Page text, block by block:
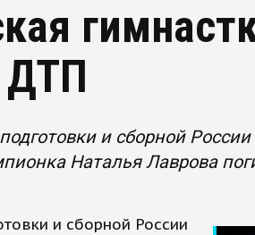
ДТП
и сборной
Наталья Лаврова
и сборной России